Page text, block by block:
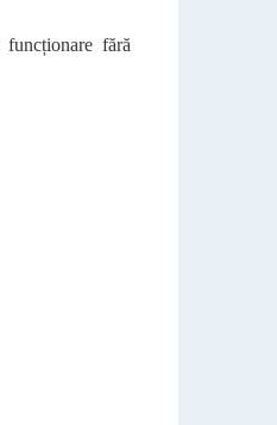
funcționare fără